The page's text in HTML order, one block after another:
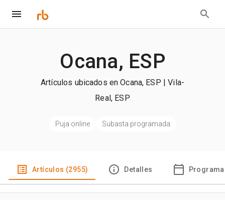
Ocana, ESP
Artículos ubicados en Ocana, ESP | Vila-
Real, ESP
Puja online Subasta programada
Artículos (2955) Detalles